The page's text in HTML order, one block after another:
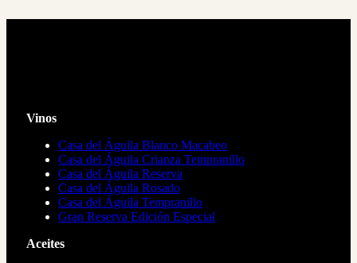
Vinos
Casa del Águila Blanco Macabeo
Casa del Águila Crianza Tempranillo
Casa del Águila Reserva
Casa del Águila Rosado
Casa del Águila Tempranillo
Gran Reserva Edición Especial
Aceites